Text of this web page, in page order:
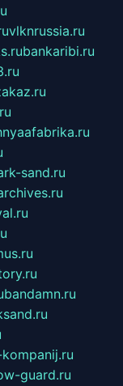
vlknrussia.ru
bankaribi.ru
sand.ru
bandamn.ru
guard.ru